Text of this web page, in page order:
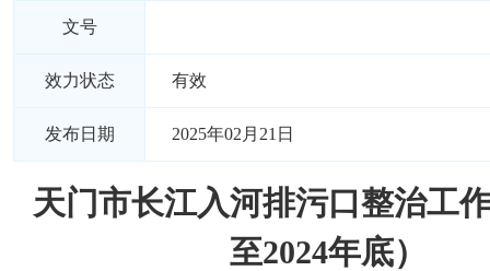
文号
效力状态 有效
发布日期 2025年02月21日
天门市长江入河排污口整治工
至2024年底）